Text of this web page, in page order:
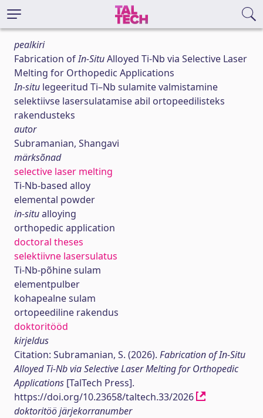
pealkiri
Fabrication ofIn-SituAlloyed Ti-Nb via Selective Laser
Melting for Orthopedic Applications
In-situ legeeritud Ti–Nb sulamite valmistamine
selektiivse lasersulatamise abil ortopeedilisteks
rakendusteks
autor
Subramanian, Shangavi
märksõnad
selective laser melting
Ti-Nb-based alloy
elemental powder
in-situalloying
orthopedic application
doctoral theses
selektiivne lasersulatus
Ti-Nb-põhine sulam
elementpulber
kohapealne sulam
ortopeediline rakendus
doktoritööd
kirjeldus
Citation: Subramanian, S. (2026). Fabrication of In-Situ
Alloyed Ti-Nb via Selective Laser Melting for Orthopedic
Applications [TalTech Press].
https://doi.org/10.23658/taltech.33/2026
doktoritöö järjekorranumber